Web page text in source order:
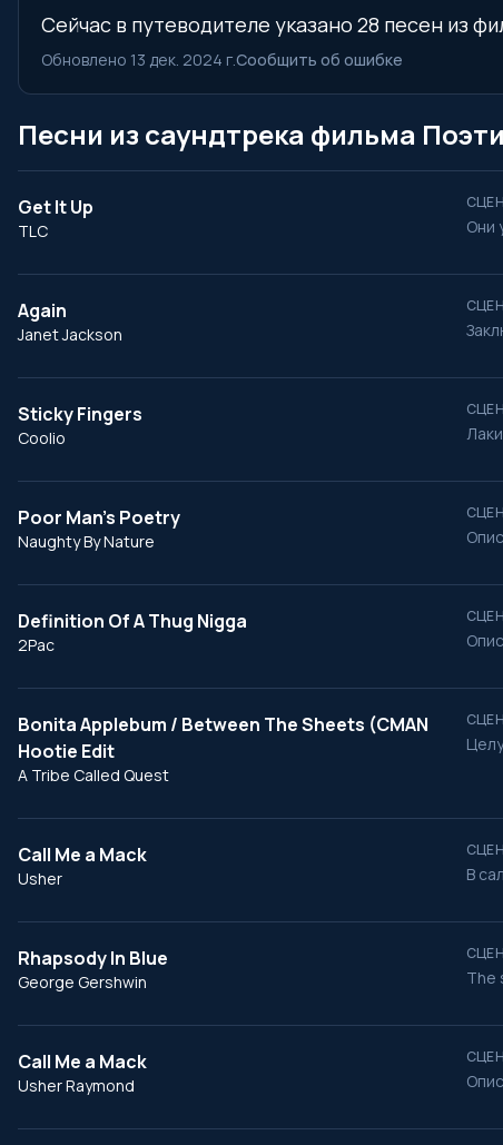
Сейчас в путеводителе указано 28 песен из
Обновлено 13 дек. 2024 г.Сообщить об ошибке
Песни из саундтрека фильма
Get It Up
TLC Они
Again
Janet Jackson
Sticky Fingers
Coolio
Poor Man's Poetry
Naughty By Nature
Definition Of A Thug Nigga
2Pac
Bonita Applebum / Between The Sheets (CMAN
Hootie Edit
A Tribe Called Quest
Call Me a Mack
Usher В
Rhapsody In Blue
George Gershwin The
Call Me a Mack
Usher Raymond